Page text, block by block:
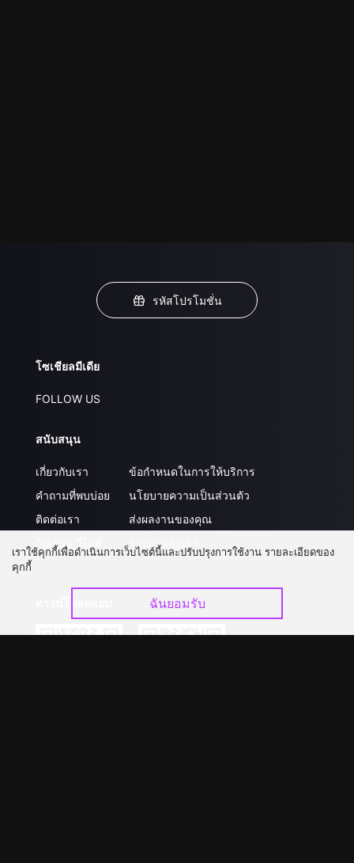
รหัสโปรโมชั่น
โซเชียลมีเดีย
FOLLOW US
สนับสนุน
เกี่ยวกับเรา
คำถามที่พบบ่อย
ติดต่อเรา
อัปเกรด วีไอพี
ข้อกำหนดในการให้บริการ
นโยบายความเป็นส่วนตัว
ส่งผลงานของคุณ
ร่วมงานกับเรา
เราใช้คุกกี้เพื่อดำเนินการเว็บไซต์นี้และปรับปรุงการใช้งาน รายละเอียดของ
คุกกี้
ฉันยอมรับ